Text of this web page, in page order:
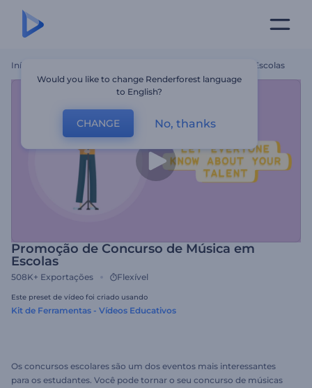
Início Promoção De Concurso De Música Em Escolas
Promoção de Concurso de Música em
Escolas
508K+ Exportações Flexível
Este preset de vídeo foi criado usando
Kit de Ferramentas - Vídeos Educativos
Os concursos escolares são um dos eventos mais interessantes
para os estudantes. Você pode tornar o seu concurso de músicas
Would you like to change Renderforest language
to English?
CHANGE No, thanks